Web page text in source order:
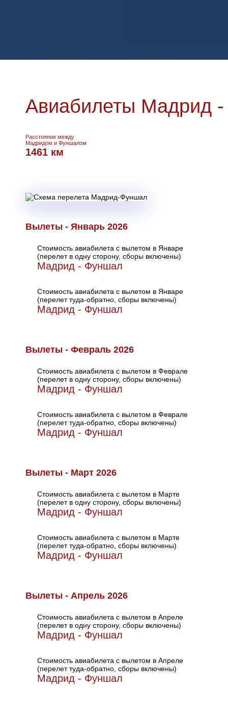
Авиабилеты Мадрид
Расстояние между
Мадридом и Фуншалом
1461 км
Вылеты - Январь 2026
Стоимость авиабилета с вылетом в Январе
(перелет в одну сторону, сборы включены)
Мадрид - Фуншал
Стоимость авиабилета с вылетом в Январе
(перелет туда-обратно, сборы включены)
Мадрид - Фуншал
Вылеты - Февраль 2026
Стоимость авиабилета с вылетом в Феврале
(перелет в одну сторону, сборы включены)
Мадрид - Фуншал
Стоимость авиабилета с вылетом в Феврале
(перелет туда-обратно, сборы включены)
Мадрид - Фуншал
Вылеты - Март 2026
Стоимость авиабилета с вылетом в Марте
(перелет в одну сторону, сборы включены)
Мадрид - Фуншал
Стоимость авиабилета с вылетом в Марте
(перелет туда-обратно, сборы включены)
Мадрид - Фуншал
Вылеты - Апрель 2026
Стоимость авиабилета с вылетом в Апреле
(перелет в одну сторону, сборы включены)
Мадрид - Фуншал
Стоимость авиабилета с вылетом в Апреле
(перелет туда-обратно, сборы включены)
Мадрид - Фуншал